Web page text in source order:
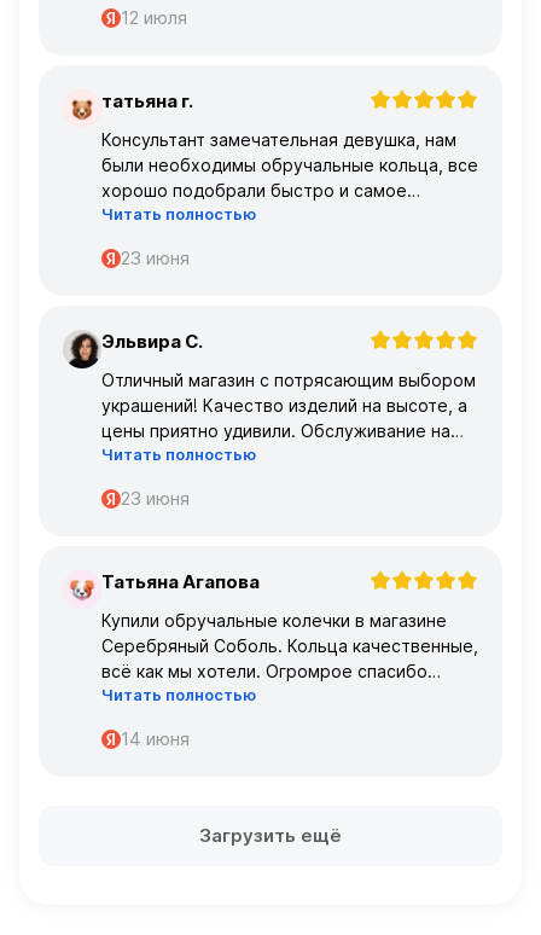
12 июля
Т татьяна г.
Консультант замечательная девушка, нам
были необходимы обручальные кольца, все
хорошо подобрали быстро и самое
главное, что все подошло по размеру с
Читать полностью
23 июня
Э Эльвира С.
Отличный магазин с потрясающим выбором
украшений! Качество изделий на высоте, а
цены приятно удивили. Обслуживание на
высшем уровне – консультанты очень
Читать полностью
23 июня
Т Татьяна Агапова
Купили обручальные колечки в магазине
Серебряный Соболь. Кольца качественные,
всё как мы хотели. Огромрое спасибо
персоналу за работу с нами!
Читать полностью
14 июня
Загрузить ещё